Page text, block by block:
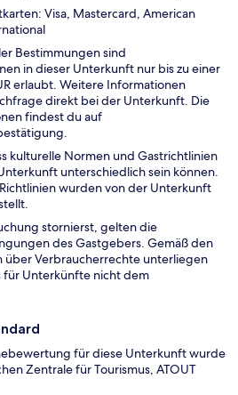
Visa, Mastercard, American
Bestimmungen sind
in dieser Unterkunft nur bis zu einer
erlaubt. Weitere Informationen
direkt bei der Unterkunft. Die
findest du auf
kulturelle Normen und Gastrichtlinien
unterschiedlich sein können.
wurden von der Unterkunft
stornierst, gelten die
des Gastgebers. Gemäß den
über Verbraucherrechte unterliegen
für Unterkünfte nicht dem
für diese Unterkunft wurde
Zentrale für Tourismus, ATOUT